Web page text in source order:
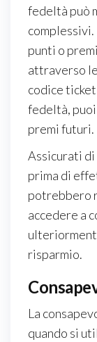
fedeltà può
punti o
attraverso
codice
fedeltà,
premi futuri.
Assicurati
prima di
potrebbero
accedere a
risparmio.
La
quando si